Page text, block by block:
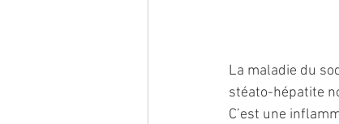
La maladie du
stéato-hépatite
C’est une